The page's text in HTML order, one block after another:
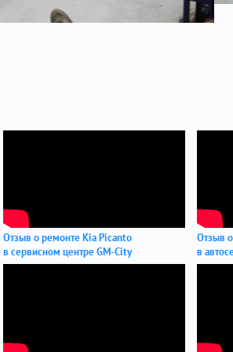
Отзыв о ремонте Kia Picanto
в сервисном центре GM-City
Отзыв
в